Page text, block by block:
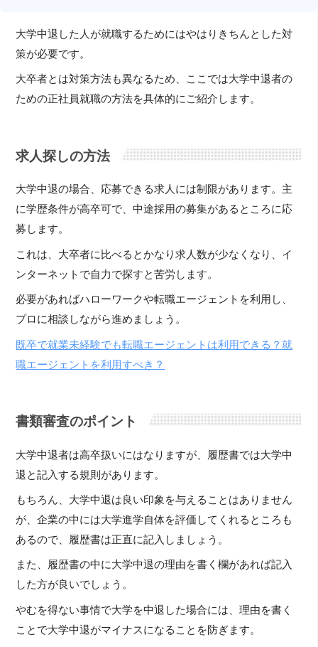
大学中退した人が就職するためにはやはりきちんとした対
策が必要です。
大卒者とは対策方法も異なるため、ここでは大学中退者の
ための正社員就職の方法を具体的にご紹介します。
求人探しの方法
大学中退の場合、応募できる求人には制限があります。主
に学歴条件が高卒可で、中途採用の募集があるところに応
募します。
これは、大卒者に比べるとかなり求人数が少なくなり、イ
ンターネットで自力で探すと苦労します。
必要があればハローワークや転職エージェントを利用し、
プロに相談しながら進めましょう。
既卒で就業未経験でも転職エージェントは利用できる？就
職エージェントを利用すべき？
書類審査のポイント
大学中退者は高卒扱いにはなりますが、履歴書では大学中
退と記入する規則があります。
もちろん、大学中退は良い印象を与えることはありません
が、企業の中には大学進学自体を評価してくれるところも
あるので、履歴書は正直に記入しましょう。
また、履歴書の中に大学中退の理由を書く欄があれば記入
した方が良いでしょう。
やむを得ない事情で大学を中退した場合には、理由を書く
ことで大学中退がマイナスになることを防ぎます。